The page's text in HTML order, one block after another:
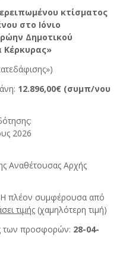
κτίσματος
στο Ιόνιο
Δημοτικού
Κέρκυρας»
12.896,00€ (συμπ/νου
2026
Αναθέτουσας Αρχής
Η πλέον συμφέρουσα από
τιμής (χαμηλότερη τιμή)
των προσφορών: 28-04-